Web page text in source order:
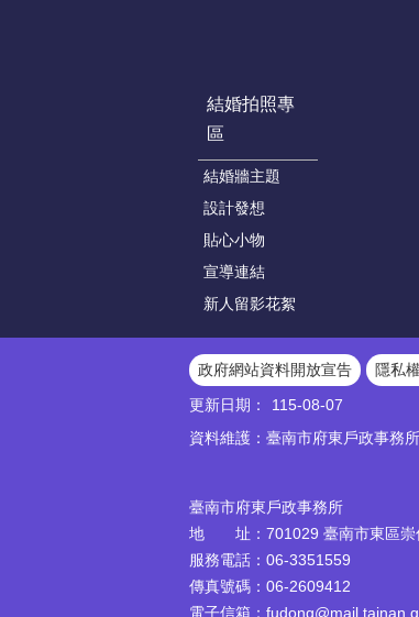
結婚拍照專
區
結婚牆主題
設計發想
貼心小物
宣導連結
新人留影花絮
政府網站資料開放宣告 隱私
更新日期：
115-08-07
資料維護：臺南市府東戶政事務所
臺南市府東戶政事務所
地 址：701029 臺南市東區崇
服務電話：06-3351559
傳真號碼：06-2609412
電子信箱：